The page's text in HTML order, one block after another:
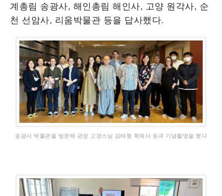
계총림 송광사, 해인총림 해인사, 고양 원각사, 순
천 선암사, 리움박물관 등을 답사했다.
송광사 박물관을 방문해 관장 고경스님 김태형 학예사 등과 기념촬영을 했다